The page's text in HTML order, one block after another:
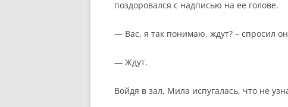
поздоровался с надписью на ее голове.
— Вас, я так понимаю, ждут? – спросил
— Ждут.
Войдя в зал, Мила испугалась, что не